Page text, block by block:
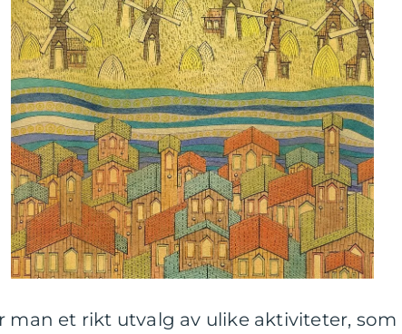
man et rikt utvalg av ulike aktiviteter, som